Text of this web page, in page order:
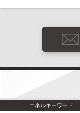
エネルキーワード